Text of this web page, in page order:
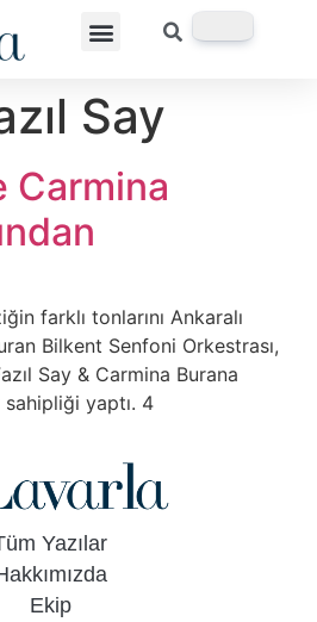
Say
Carmina
farklı tonlarını Ankaralı
Bilkent Senfoni Orkestrası,
Say & Carmina Burana
sahipliği yaptı. 4
Yazılar
Ekip